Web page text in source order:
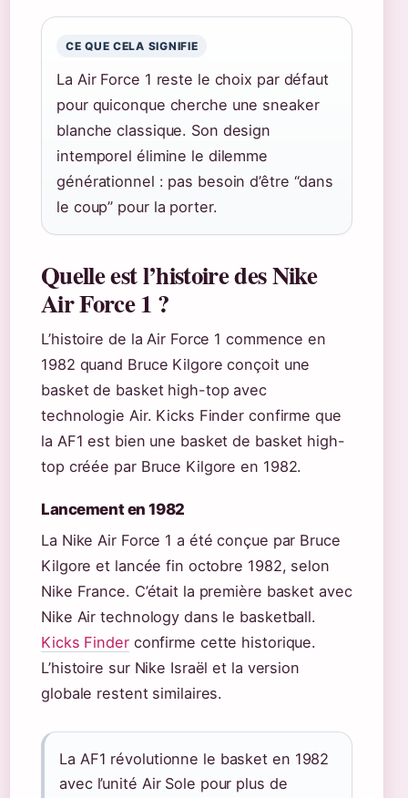
CE QUE CELA SIGNIFIE
La Air Force 1 reste le choix par défaut
pour quiconque cherche une sneaker
blanche classique. Son design
intemporel élimine le dilemme
générationnel : pas besoin d’être “dans
le coup” pour la porter.
Quelle est l’histoire des Nike
Air Force 1 ?
L’histoire de la Air Force 1 commence en
1982 quand Bruce Kilgore conçoit une
basket de basket high-top avec
technologie Air. Kicks Finder confirme que
la AF1 est bien une basket de basket high-
top créée par Bruce Kilgore en 1982.
Lancement en 1982
La Nike Air Force 1 a été conçue par Bruce
Kilgore et lancée fin octobre 1982, selon
Nike France. C’était la première basket avec
Nike Air technology dans le basketball.
Kicks Finderconfirme cette historique.
L’histoire sur Nike Israël et la version
globale restent similaires.
La AF1 révolutionne le basket en 1982
avec l’unité Air Sole pour plus de